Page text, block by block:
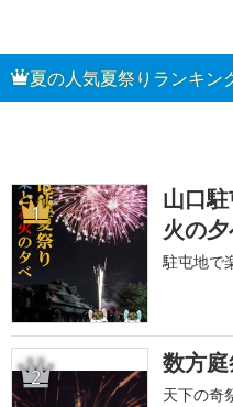
夏の人気夏祭りランキン
1
山口
火の
駐屯地で
2 数方
天下の奇